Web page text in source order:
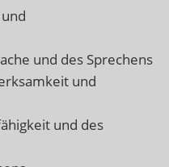
und des Sprechens
und
und des